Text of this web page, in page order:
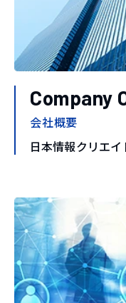
Company
会社概要
日本情報クリエ